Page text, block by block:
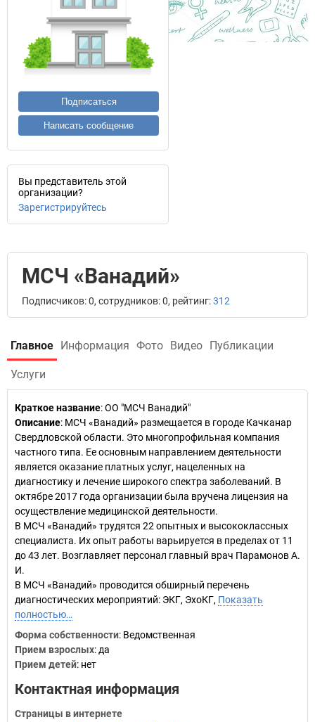
Подписаться
Написать сообщение
Вы представитель этой
организации?
Зарегистрируйтесь
МСЧ «Ванадий»
Подписчиков: 0, сотрудников: 0, рейтинг:312
Главное Информация Фото Видео Публикации
Услуги
Краткое название:ОО "МСЧ Ванадий"
Описание: МСЧ «Ванадий» размещается в городе Качканар
Свердловской области. Это многопрофильная компания
частного типа. Ее основным направлением деятельности
является оказание платных услуг, нацеленных на
диагностику и лечение широкого спектра заболеваний. В
октябре 2017 года организации была вручена лицензия на
осуществление медицинской деятельности.
В МСЧ «Ванадий» трудятся 22 опытных и высококлассных
специалиста. Их опыт работы варьируется в пределах от 11
до 43 лет. Возглавляет персонал главный врач Парамонов А.
И.
В МСЧ «Ванадий» проводится обширный перечень
диагностических мероприятий: ЭКГ, ЭхоКГ, Показать
полностью…
Форма собственности: Ведомственная
Прием взрослых: да
Прием детей: нет
Контактная информация
Страницы в интернете